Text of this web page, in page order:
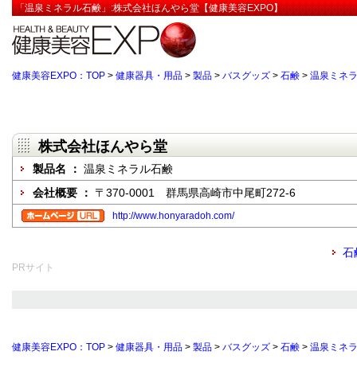
「温泉ミネラル石鹸」:株式会社ほんやら堂【健康美容EXPO】
健康美容EXPO：TOP > 健康器具・用品 > 製品 > バスグッズ > 石鹸 > 温泉ミネ
株式会社ほんやら堂
製品名 ： 温泉ミネラル石鹸
会社概要 ： 〒370-0001 群馬県高崎市中尾町272-6
http://www.honyaradoh.com/
石
PRサイト
健康美容EXPO：TOP > 健康器具・用品 > 製品 > バスグッズ > 石鹸 > 温泉ミネ